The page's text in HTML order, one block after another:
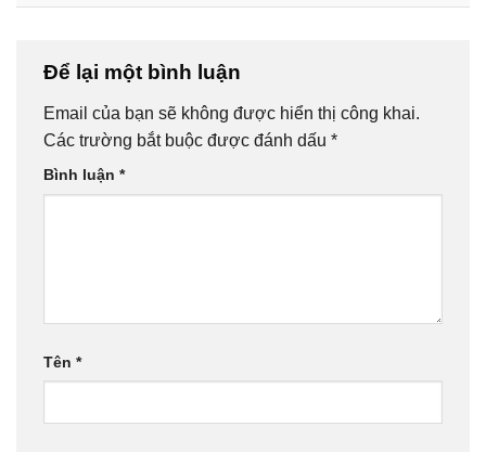
Để lại một bình luận
Email của bạn sẽ không được hiển thị công khai.
Các trường bắt buộc được đánh dấu *
Bình luận *
Tên *